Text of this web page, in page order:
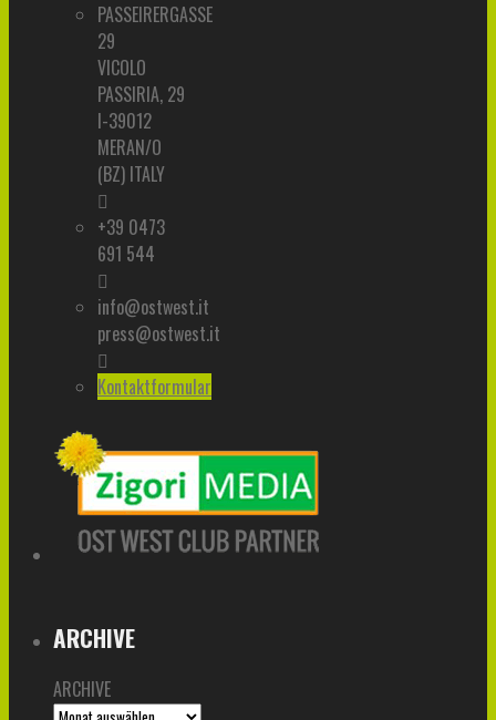
PASSEIRERGASSE
29
VICOLO
PASSIRIA, 29
I-39012
MERAN/O
(BZ) ITALY
+39 0473
691 544
info@ostwest.it
press@ostwest.it
Kontaktformular
ARCHIVE
ARCHIVE